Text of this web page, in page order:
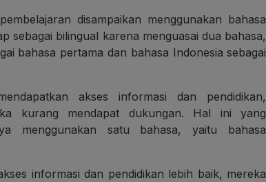
disampaikan menggunakan bahasa
sebagai bilingual karena menguasai dua bahasa,
bahasa pertama dan bahasa Indonesia sebagai
akses informasi dan pendidikan,
kurang mendapat dukungan. Hal ini yang
menggunakan satu bahasa, yaitu bahasa
informasi dan pendidikan lebih baik, mereka